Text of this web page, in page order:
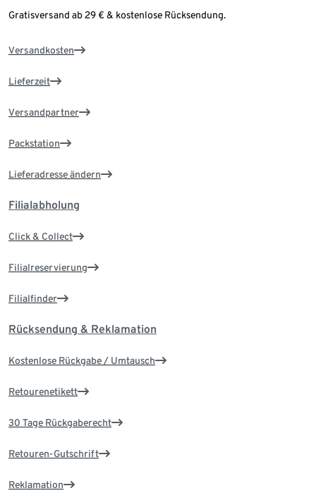
Gratisversand ab 29 € & kostenlose Rücksendung.
Versandkosten
Lieferzeit
Versandpartner
Packstation
Lieferadresse ändern
Filialabholung
Click & Collect
Filialreservierung
Filialfinder
Rücksendung & Reklamation
Kostenlose Rückgabe / Umtausch
Retourenetikett
30 Tage Rückgaberecht
Retouren-Gutschrift
Reklamation